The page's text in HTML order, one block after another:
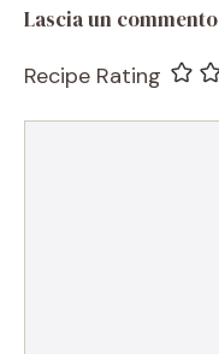
Lascia un commento
Recipe Rating